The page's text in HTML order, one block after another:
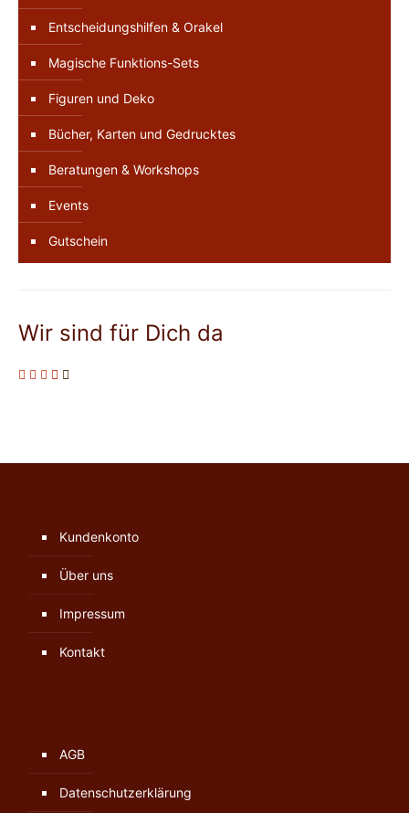
Entscheidungshilfen & Orakel
Magische Funktions-Sets
Figuren und Deko
Bücher, Karten und Gedrucktes
Beratungen & Workshops
Events
Gutschein
Wir sind für Dich da
Kundenkonto
Über uns
Impressum
Kontakt
AGB
Datenschutzerklärung